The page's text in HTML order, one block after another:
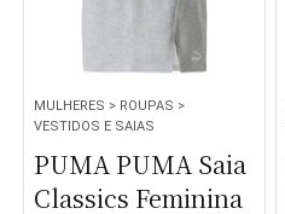
MULHERES > ROUPAS >
VESTIDOS E SAIAS
PUMA PUMA Saia
Classics Feminina